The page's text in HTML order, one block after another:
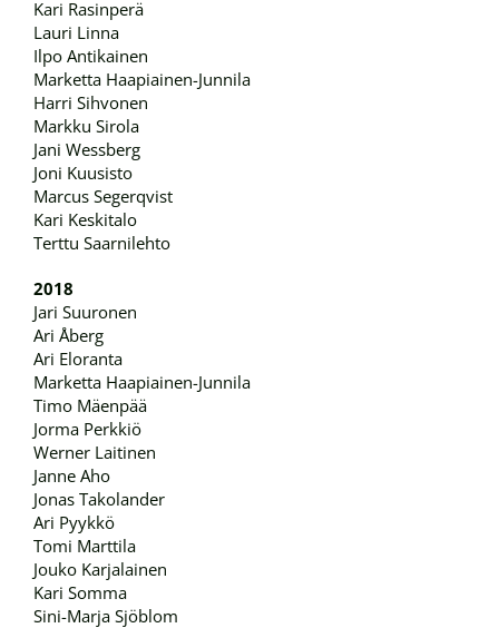
Kari Rasinperä
Lauri Linna
Ilpo Antikainen
Marketta Haapiainen-Junnila
Harri Sihvonen
Markku Sirola
Jani Wessberg
Joni Kuusisto
Marcus Segerqvist
Kari Keskitalo
Terttu Saarnilehto
2018
Jari Suuronen
Ari Åberg
Ari Eloranta
Marketta Haapiainen-Junnila
Timo Mäenpää
Jorma Perkkiö
Werner Laitinen
Janne Aho
Jonas Takolander
Ari Pyykkö
Tomi Marttila
Jouko Karjalainen
Kari Somma
Sini-Marja Sjöblom